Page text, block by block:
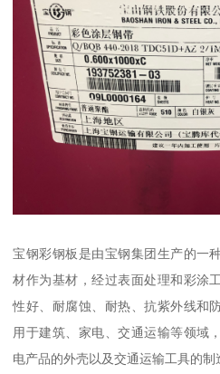
宝钢彩钢板是由宝钢集团生产的一
材作为基材，经过表面处理和彩涂
性好、耐腐蚀、耐热、抗紫外线和
用于建筑、家电、交通运输等领域
电产品的外壳以及交通运输工具的制